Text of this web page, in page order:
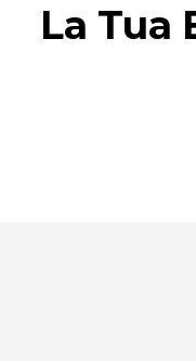
La Tua